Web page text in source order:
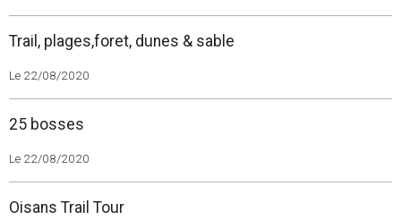
Trail, plages,foret, dunes & sable
Le 22/08/2020
25 bosses
Le 22/08/2020
Oisans Trail Tour